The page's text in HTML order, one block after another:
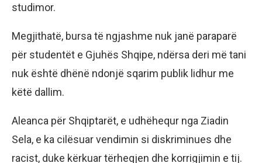
studimor.
Megjithatë, bursa të ngjashme nuk janë paraparë
për studentët e Gjuhës Shqipe, ndërsa deri më tani
nuk është dhënë ndonjë sqarim publik lidhur me
këtë dallim.
Aleanca për Shqiptarët, e udhëhequr nga Ziadin
Sela, e ka cilësuar vendimin si diskriminues dhe
racist, duke kërkuar tërheqjen dhe korrigjimin e tij.